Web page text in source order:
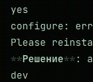
yes
configure:
Please
Решение
:
dev